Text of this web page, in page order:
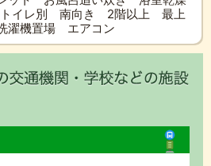
イレ別 南向き 2階以上 最上
濯機置場 エアコン